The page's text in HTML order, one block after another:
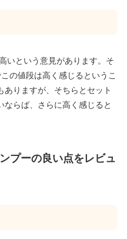
いという意見があります。そ
の値段は高く感じるというこ
ありますが、そちらとセット
ならば、さらに高く感じると
プーの良い点をレビュ